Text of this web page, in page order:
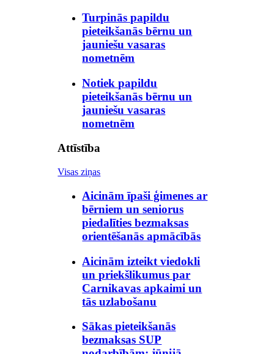
Turpinās papildu
pieteikšanās bērnu un
jauniešu vasaras
nometnēm
Notiek papildu
pieteikšanās bērnu un
jauniešu vasaras
nometnēm
Attīstība
Visas ziņas
Aicinām īpaši ģimenes ar
bērniem un seniorus
piedalīties bezmaksas
orientēšanās apmācībās
Aicinām izteikt viedokli
un priekšlikumus par
Carnikavas apkaimi un
tās uzlabošanu
Sākas pieteikšanās
bezmaksas SUP